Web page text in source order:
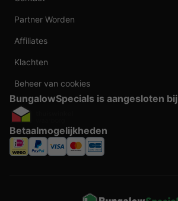
Partner Worden
Affiliates
Klachten
Beheer van cookies
BungalowSpecials is aangesloten bij
Betaalmogelijkheden